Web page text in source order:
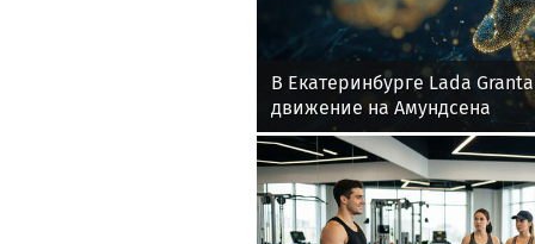
В Екатеринбурге Lada
движение на Амундсена